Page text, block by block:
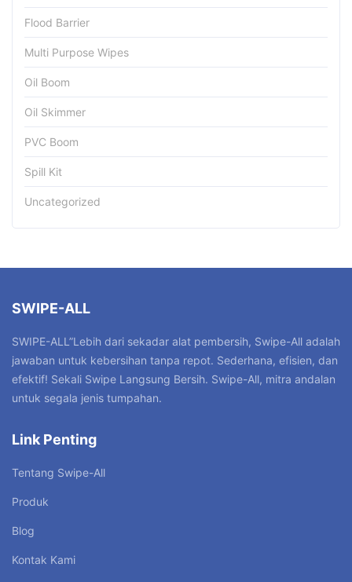
Flood Barrier
Multi Purpose Wipes
Oil Boom
Oil Skimmer
PVC Boom
Spill Kit
Uncategorized
SWIPE-ALL
SWIPE-ALL”Lebih dari sekadar alat pembersih, Swipe-All adalah
jawaban untuk kebersihan tanpa repot. Sederhana, efisien, dan
efektif! Sekali Swipe Langsung Bersih. Swipe-All, mitra andalan
untuk segala jenis tumpahan.
Link Penting
Tentang Swipe-All
Produk
Blog
Kontak Kami